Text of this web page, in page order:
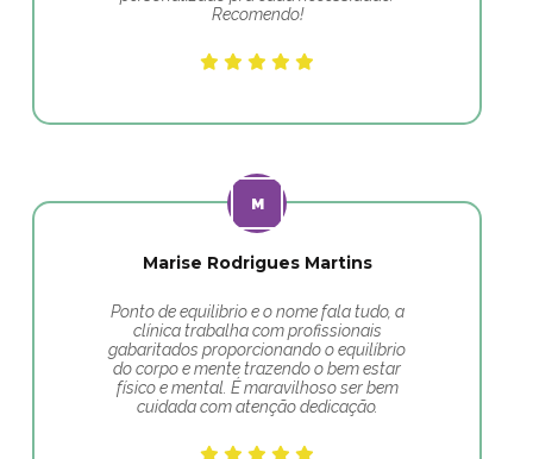
Recomendo!
Marise Rodrigues Martins
Ponto de equilibrio e o nome fala tudo, a
clínica trabalha com profissionais
gabaritados proporcionando o equilíbrio
do corpo e mente trazendo o bem estar
físico e mental. É maravilhoso ser bem
cuidada com atenção dedicação.